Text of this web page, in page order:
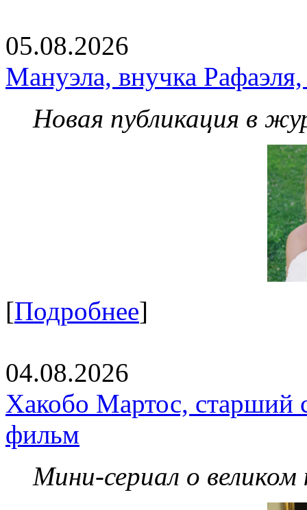
05.08.2026
Мануэла, внучка
Новая публикация в
[Подробнее]
04.08.2026
Хакобо Мартос, старший
фильм
Мини-сериал о великом